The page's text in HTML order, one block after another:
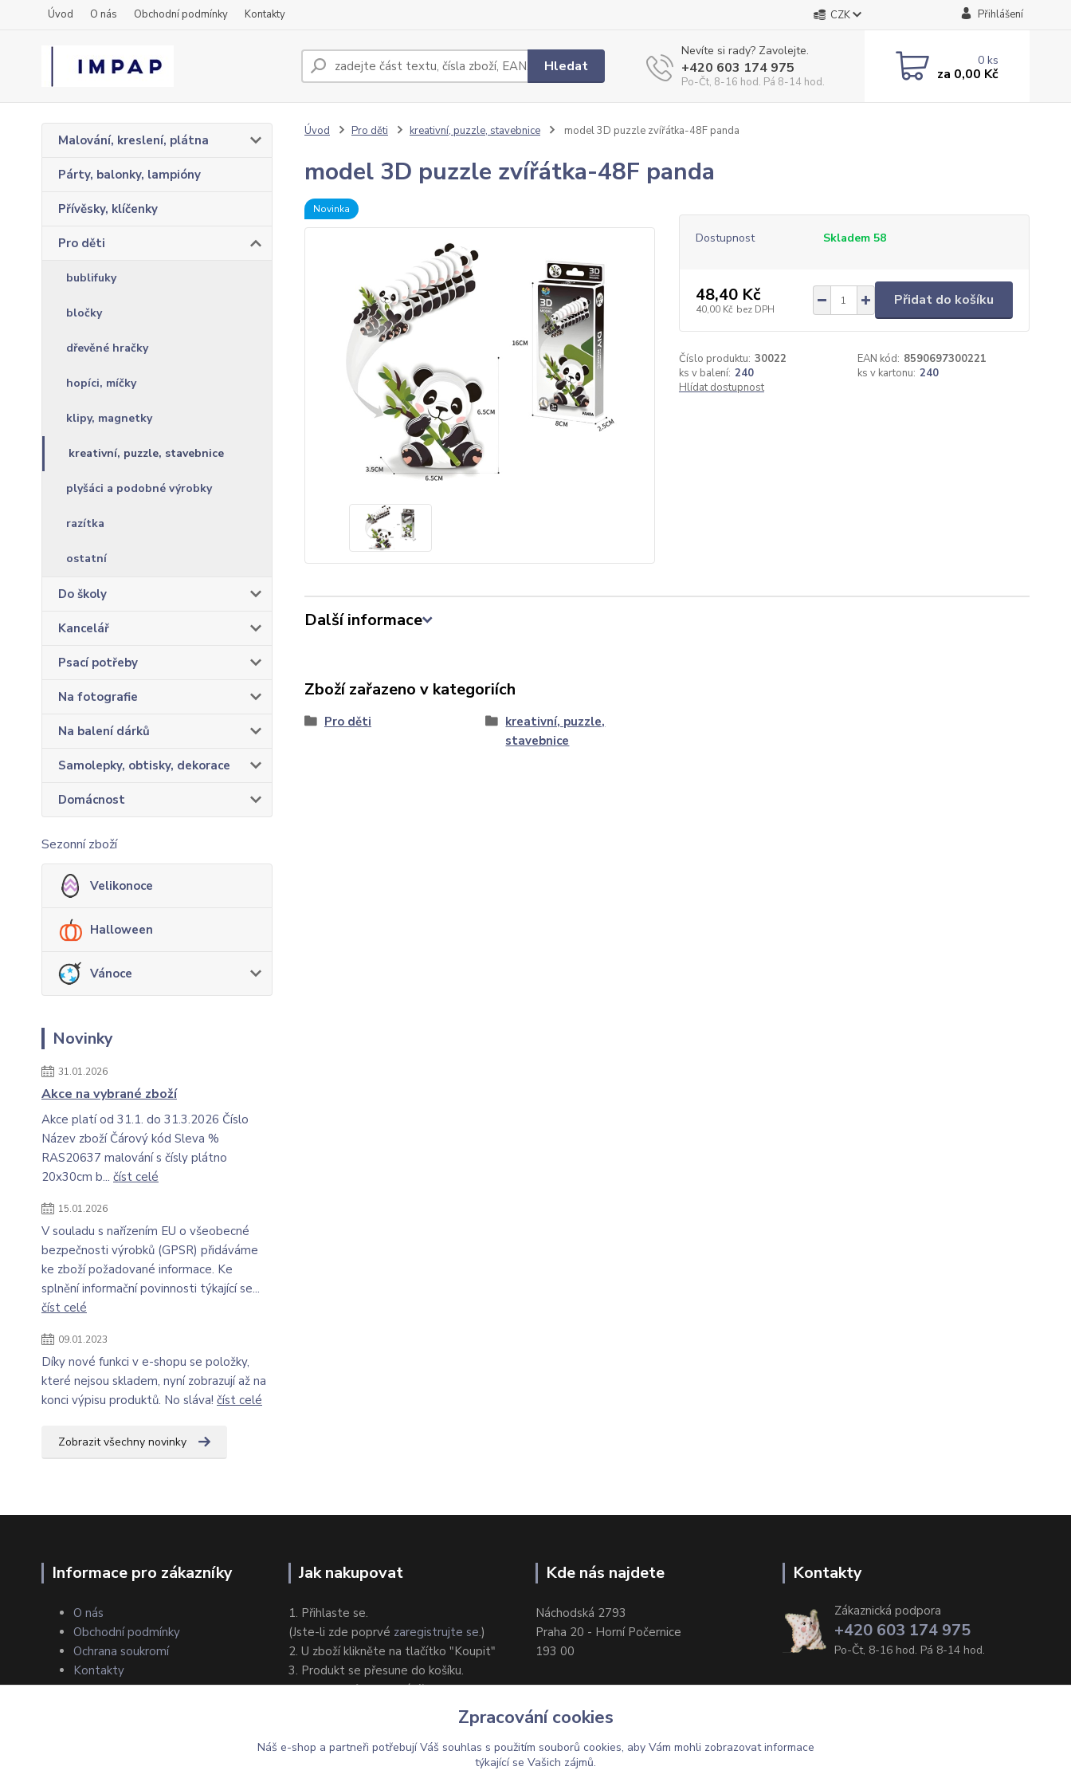
Úvod O nás Obchodní podmínky Kontakty CZK Přihlášení
Hledat
Nevíte si rady? Zavolejte.
+420 603 174 975
Po-Čt, 8-16 hod. Pá 8-14 hod.
0ks
za 0,00 Kč
Malování, kreslení, plátna
Párty, balonky, lampióny
Přívěsky, klíčenky
Pro děti
bublifuky
bločky
dřevěné hračky
hopíci, míčky
klipy, magnetky
kreativní, puzzle, stavebnice
plyšáci a podobné výrobky
razítka
ostatní
Do školy
Kancelář
Psací potřeby
Na fotografie
Na balení dárků
Samolepky, obtisky, dekorace
Domácnost
Sezonní zboží
Velikonoce
Halloween
Vánoce
Novinky
31.01.2026
Akce na vybrané zboží
Akce platí od 31.1. do 31.3.2026 Číslo
Název zboží Čárový kód Sleva %
RAS20637 malování s čísly plátno
20x30cm b... číst celé
15.01.2026
V souladu s nařízením EU o všeobecné
bezpečnosti výrobků (GPSR) přidáváme
ke zboží požadované informace. Ke
splnění informační povinnosti týkající se...
číst celé
09.01.2023
Díky nové funkci v e-shopu se položky,
které nejsou skladem, nyní zobrazují až na
konci výpisu produktů. No sláva! číst celé
Zobrazit všechny novinky
Úvod Pro děti kreativní, puzzle, stavebnice model 3D puzzle zvířátka-48F panda
model 3D puzzle zvířátka-48F panda
Novinka
Dostupnost Skladem 58
48,40 Kč
40,00 Kč bez DPH
Přidat do košíku
Číslo produktu: 30022 EAN kód: 8590697300221
ks v balení: 240 ks v kartonu: 240
Hlídat dostupnost
Další informace
Zboží zařazeno v kategoriích
Pro děti
kreativní, puzzle,
stavebnice
Informace pro zákazníky
O nás
Obchodní podmínky
Ochrana soukromí
Kontakty
Jak nakupovat
1. Přihlaste se.
(Jste-li zde poprvé zaregistrujte se.)
2. U zboží klikněte na tlačítko "Koupit"
3. Produkt se přesune do košíku.
4. Zvolte způsob dodání/platby.
Kde nás najdete
Náchodská 2793
Praha 20 - Horní Počernice
193 00
Kontakty
Zákaznická podpora
+420 603 174 975
Po-Čt, 8-16 hod. Pá 8-14 hod.
Zpracování cookies
Náš e-shop a partneři potřebují Váš souhlas s použitím souborů cookies, aby Vám mohli zobrazovat informace
týkající se Vašich zájmů.